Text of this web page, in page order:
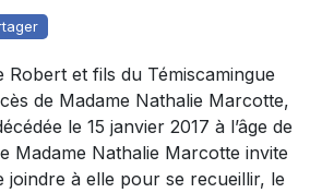
Robert et fils du Témiscamingue
de Madame Nathalie Marcotte,
le 15 janvier 2017 à l’âge de
Madame Nathalie Marcotte invite
joindre à elle pour se recueillir, le